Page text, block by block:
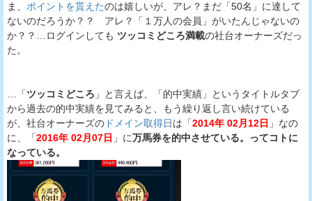
ま、 ポイントを貰えたのは嬉しいが、アレ？まだ「50名」に達して
ないのだろうか？？ アレ？「１万人の会員」がいたんじゃないの
か？？…ログインしても ツッコミどころ満載の社台オーナーズだっ
た。
…「ツッコミどころ 」と言えば、「的中実績」というタイトルタブ
から過去の的中実績を見てみると、もう繰り返し言い続けている
が、社台オーナーズの ドメイン取得日は「2014年 02月12日 」なの
に、「2016年 02月07日 」に万馬券を的中させている。ってコトに
なっている。